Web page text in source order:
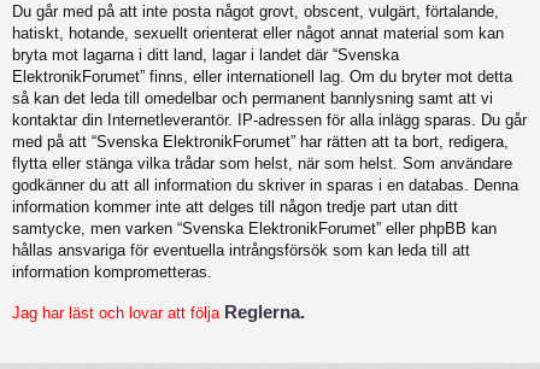
Du går med på att inte posta något grovt, obscent, vulgärt, förtalande,
hatiskt, hotande, sexuellt orienterat eller något annat material som kan
bryta mot lagarna i ditt land, lagar i landet där “Svenska
ElektronikForumet” finns, eller internationell lag. Om du bryter mot detta
så kan det leda till omedelbar och permanent bannlysning samt att vi
kontaktar din Internetleverantör. IP-adressen för alla inlägg sparas. Du går
med på att “Svenska ElektronikForumet” har rätten att ta bort, redigera,
flytta eller stänga vilka trådar som helst, när som helst. Som användare
godkänner du att all information du skriver in sparas i en databas. Denna
information kommer inte att delges till någon tredje part utan ditt
samtycke, men varken “Svenska ElektronikForumet” eller phpBB kan
hållas ansvariga för eventuella intrångsförsök som kan leda till att
information komprometteras.
Jag har läst och lovar att följa Reglerna.